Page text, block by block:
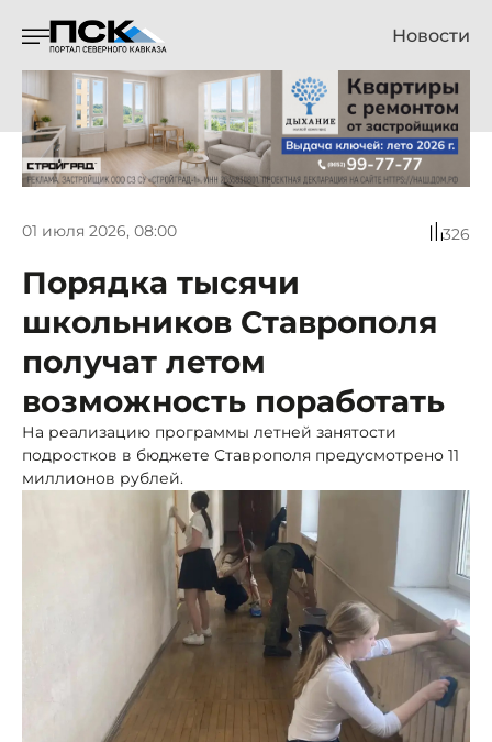
Новости
01 июля 2026, 08:00 326
Порядка тысячи
школьников Ставрополя
получат летом
возможность поработать
На реализацию программы летней занятости
подростков в бюджете Ставрополя предусмотрено 11
миллионов рублей.